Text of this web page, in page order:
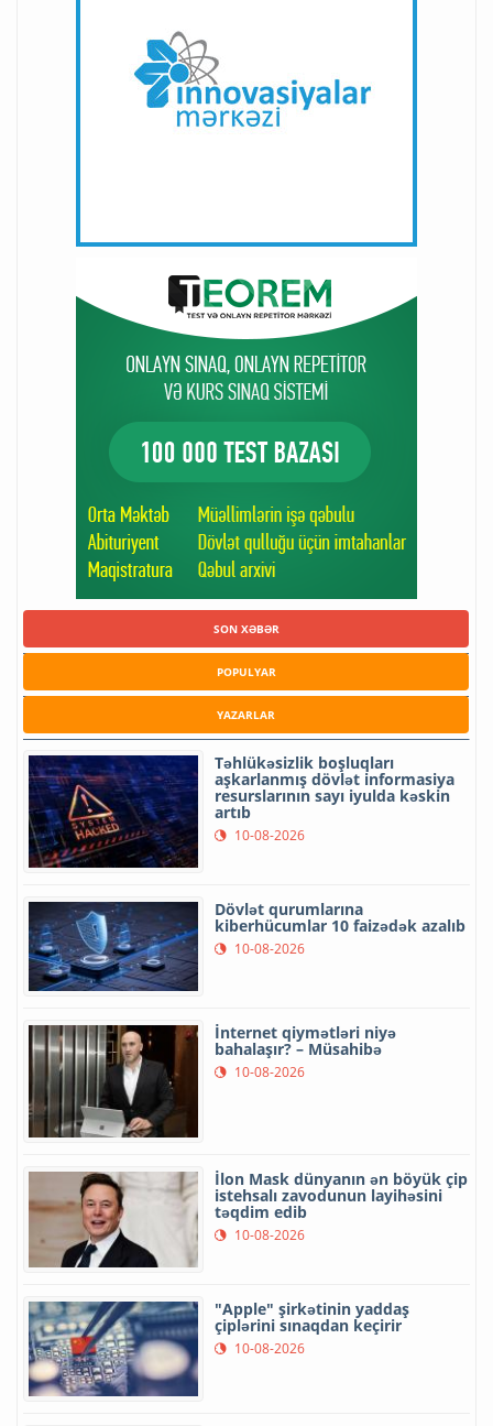
SON XƏBƏR
POPULYAR
YAZARLAR
Təhlükəsizlik boşluqları
aşkarlanmış dövlət informasiya
resurslarının sayı iyulda kəskin
artıb
10-08-2026
Dövlət qurumlarına
kiberhücumlar 10 faizədək azalıb
10-08-2026
İnternet qiymətləri niyə
bahalaşır? – Müsahibə
10-08-2026
İlon Mask dünyanın ən böyük çip
istehsalı zavodunun layihəsini
təqdim edib
10-08-2026
"Apple" şirkətinin yaddaş
çiplərini sınaqdan keçirir
10-08-2026